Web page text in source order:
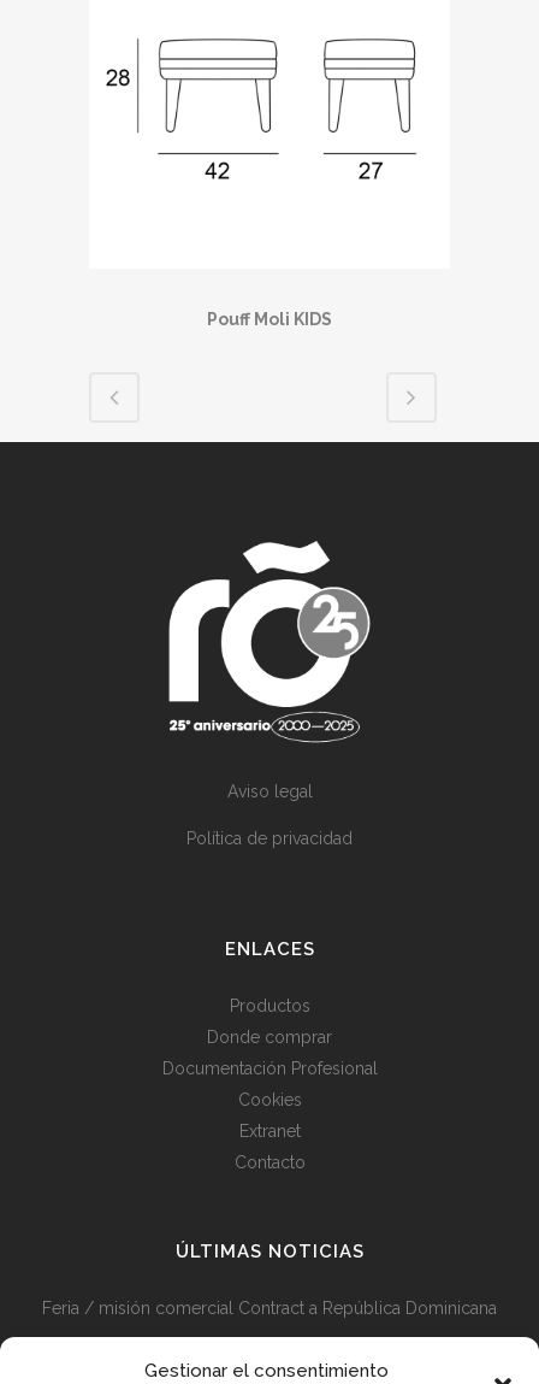
Gestionar el consentimiento
Pouff Moli KIDS
Aviso legal
Política de privacidad
ENLACES
Productos
Donde comprar
Documentación Profesional
Cookies
Extranet
Contacto
ÚLTIMAS NOTICIAS
Feria / misión comercial Contract a República Dominicana
Misión comercial Contract Perú y Colombia + Visita Feria